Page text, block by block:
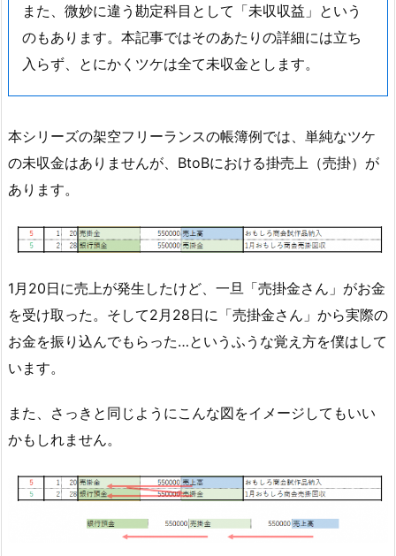
また、微妙に違う勘定科目として「未収収益」という
のもあります。本記事ではそのあたりの詳細には立ち
入らず、とにかくツケは全て未収金とします。
本シリーズの架空フリーランスの帳簿例では、単純なツケ
の未収金はありませんが、BtoBにおける掛売上（売掛）が
あります。
1月20日に売上が発生したけど、一旦「売掛金さん」がお金
を受け取った。そして2月28日に「売掛金さん」から実際の
お金を振り込んでもらった…というふうな覚え方を僕はして
います。
また、さっきと同じようにこんな図をイメージしてもいい
かもしれません。